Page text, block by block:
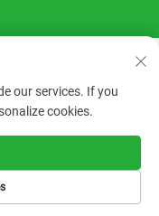
लिमिटेड।
मेल टेलीफोन
our services. If you
cookies.